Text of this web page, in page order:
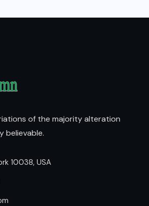
of the majority alteration
believable.
10038, USA